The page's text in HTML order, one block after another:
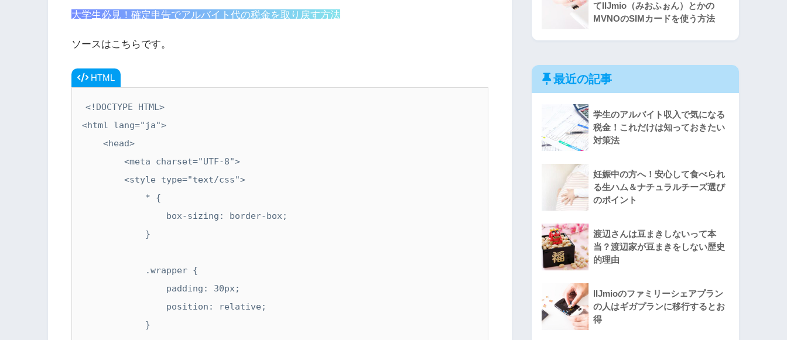
ソースはこちらです。
HTML
<!DOCTYPE HTML>
<html lang="ja">
    <head>
        <meta charset="UTF-8">
        <style type="text/css">
てIIJmio（みおふぉん）とかの
MVNOのSIMカードを使う方法
最近の記事
学生のアルバイト収入で気になる
税金！これだけは知っておきたい
対策法
妊娠中の方へ！安心して食べられ
る生ハム＆ナチュラルチーズ選び
のポイント
渡辺さんは豆まきしないって本
当？渡辺家が豆まきをしない歴史
的理由
IIJmioのファミリーシェアプラン
の人はギガプランに移行するとお
得